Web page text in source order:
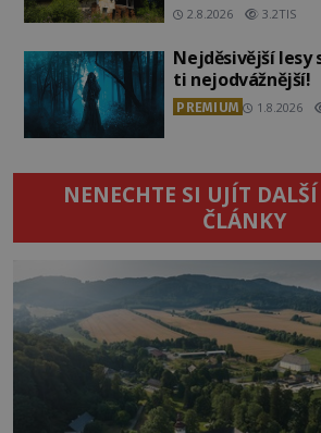
2.8.2026 3.2TIS
Nejděsivější lesy světa:
ti nejodvážnější!
PREMIUM 1.8.2026
NENECHTE SI UJÍT
ČLÁNKY